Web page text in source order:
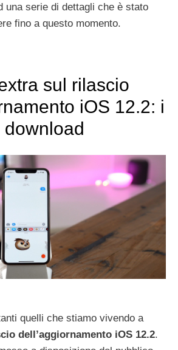
una serie di dettagli che è stato
fino a questo momento.
sul rilascio
iOS 12.2: i
quelli che stiamo vivendo a
dell’aggiornamento iOS 12.2.